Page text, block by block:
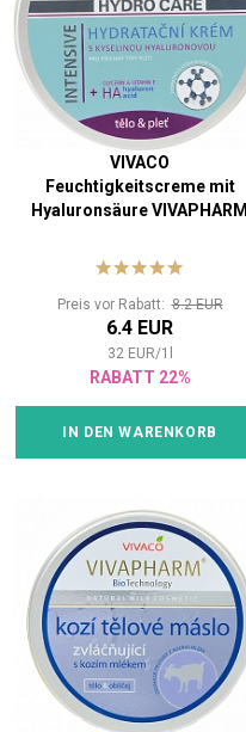
VIVACO
Feuchtigkeitscreme mit
Hyaluronsäure VIVAPHARM
Preis vor Rabatt:8.2 EUR
6.4 EUR
32 EUR/1
RABATT 22%
IN DEN WARENKORB